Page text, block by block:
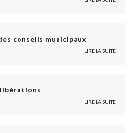
conseils municipaux
LIRE LA SUITE
LIRE LA SUITE